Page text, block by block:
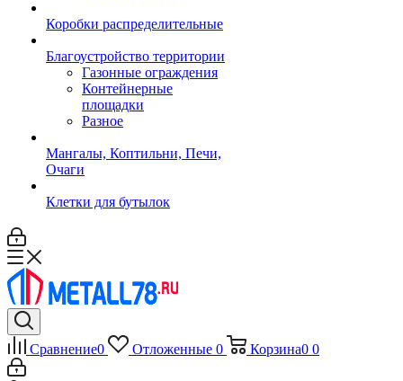
Коробки распределительные
Благоустройство территории
Газонные ограждения
Контейнерные
площадки
Разное
Мангалы, Коптильни, Печи,
Очаги
Клетки для бутылок
Сравнение0 Отложенные 0 Корзина0 0